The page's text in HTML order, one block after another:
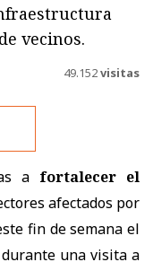
vecinos.
49.152visitas
a fortalecer el
afectados por
fin de semana el
una visita a